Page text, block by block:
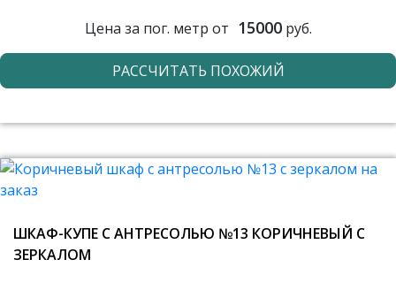
Цена за пог. метр от 15000руб.
РАССЧИТАТЬ ПОХОЖИЙ
ШКАФ-КУПЕ С АНТРЕСОЛЬЮ №13 КОРИЧНЕВЫЙ С
ЗЕРКАЛОМ